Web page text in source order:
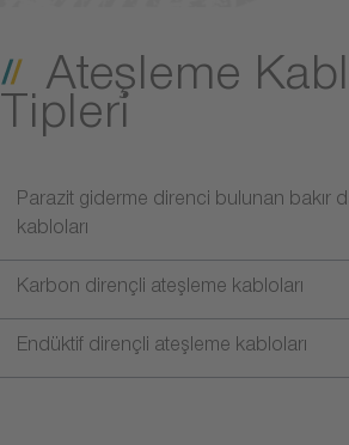
Ateşleme
Tipleri
Parazit giderme direnci bulunan bakır
kabloları
Karbon dirençli ateşleme kabloları
Endüktif dirençli ateşleme kabloları